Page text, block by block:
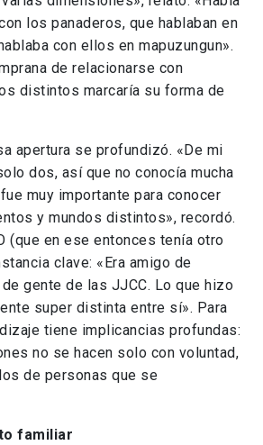
los panaderos, que hablaban en
con ellos en mapuzungun».
de relacionarse con
distintos marcaría su forma de
apertura se profundizó. «De mi
dos, así que no conocía mucha
muy importante para conocer
y mundos distintos», recordó.
(que en ese entonces tenía otro
clave: «Era amigo de
gente de las JJCC. Lo que hizo
super distinta entre sí». Para
tiene implicancias profundas:
no se hacen solo con voluntad,
de personas que se
familiar